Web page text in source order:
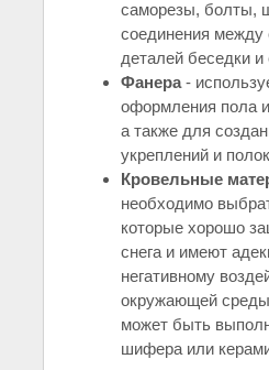
саморезы, болты,
соединения между
деталей беседки и
Фанера-
оформления пола
а также для
укреплений и
Кровельные
необходимо
которые хорошо
снега и имеют
негативному
окружающей
может быть
шифера или